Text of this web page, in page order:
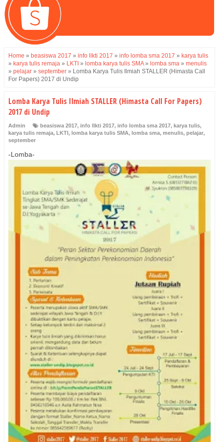
Home » beasiswa 2017 » info llkti 2017 » info lomba sma 2017 » karya tulis
» karya tulis remaja » LKTI » lomba karya tulis SMA» lomba sma » menulis
» pelajar » september » Lomba Karya Tulis Ilmiah STALLER (Himasta Call
For Papers) 2017 di Undip
Lomba Karya Tulis Ilmiah STALLER (Himasta Call For Papers)
2017 di Undip
Admin beasiswa 2017, info llkti 2017, info lomba sma 2017, karya tulis,
karya tulis remaja, LKTI, lomba karya tulis SMA, lomba sma, menulis, pelajar,
september
-Lomba-